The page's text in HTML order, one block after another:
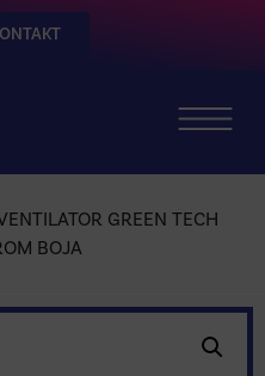
GREEN TECH
BOJA